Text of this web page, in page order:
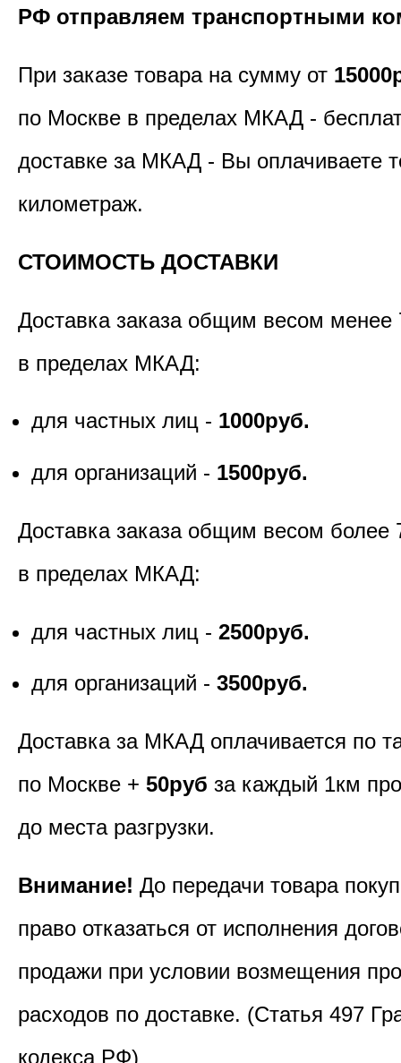
РФ отправляем транспортными
При заказе товара на сумму от
по Москве в пределах МКАД -
доставке за МКАД - Вы оплачиваете
километраж.
СТОИМОСТЬ ДОСТАВКИ
Доставка заказа общим весом менее
в пределах МКАД:
для частных лиц - 1000руб.
для организаций - 1500руб.
Доставка заказа общим весом более
в пределах МКАД:
для частных лиц - 2500руб.
для организаций - 3500руб.
Доставка за МКАД оплачивается по
по Москве + 50руб за каждый 1км
до места разгрузки.
Внимание! До передачи товара
право отказаться от исполнения
продажи при условии возмещения
расходов по доставке. (Статья 497
кодекса РФ)